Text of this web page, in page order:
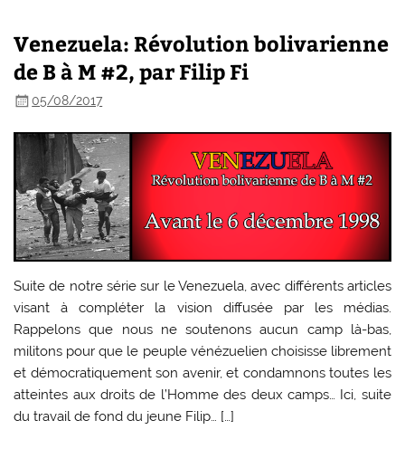
Venezuela: Révolution bolivarienne
de B à M #2, par Filip Fi
05/08/2017
Suite de notre série sur le Venezuela, avec différents articles
visant à compléter la vision diffusée par les médias.
Rappelons que nous ne soutenons aucun camp là-bas,
militons pour que le peuple vénézuelien choisisse librement
et démocratiquement son avenir, et condamnons toutes les
atteintes aux droits de l’Homme des deux camps… Ici, suite
du travail de fond du jeune Filip… […]